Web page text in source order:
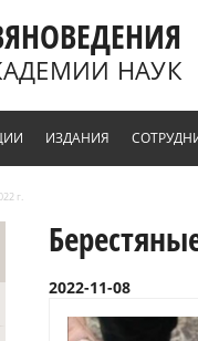
НАУК
ИЗДАНИЯ
г.
2022-11-08